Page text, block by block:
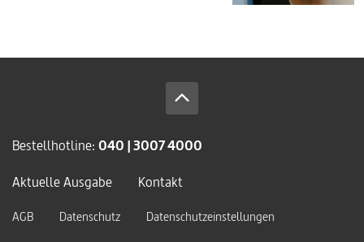
Bestellhotline: 040 | 3007 4000
Aktuelle Ausgabe
Kontakt
AGB Datenschutz Datenschutzeinstellungen